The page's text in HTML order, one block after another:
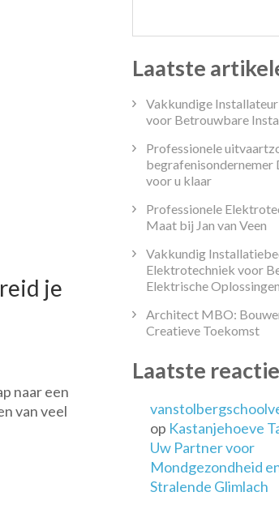
je
naar een
van veel
Laatste
Vakkundige
voor Betrouwbare
Professionele
begrafenisondernemer
voor u klaar
Professionele
Maat bij Jan van Veen
Vakkundig
Elektrotechniek voor
Elektrische Oplossingen
Architect MBO:
Creatieve Toekomst
Laatste
op Kastanjehoeve
Uw Partner voor
Mondgezondheid
Stralende Glimlach